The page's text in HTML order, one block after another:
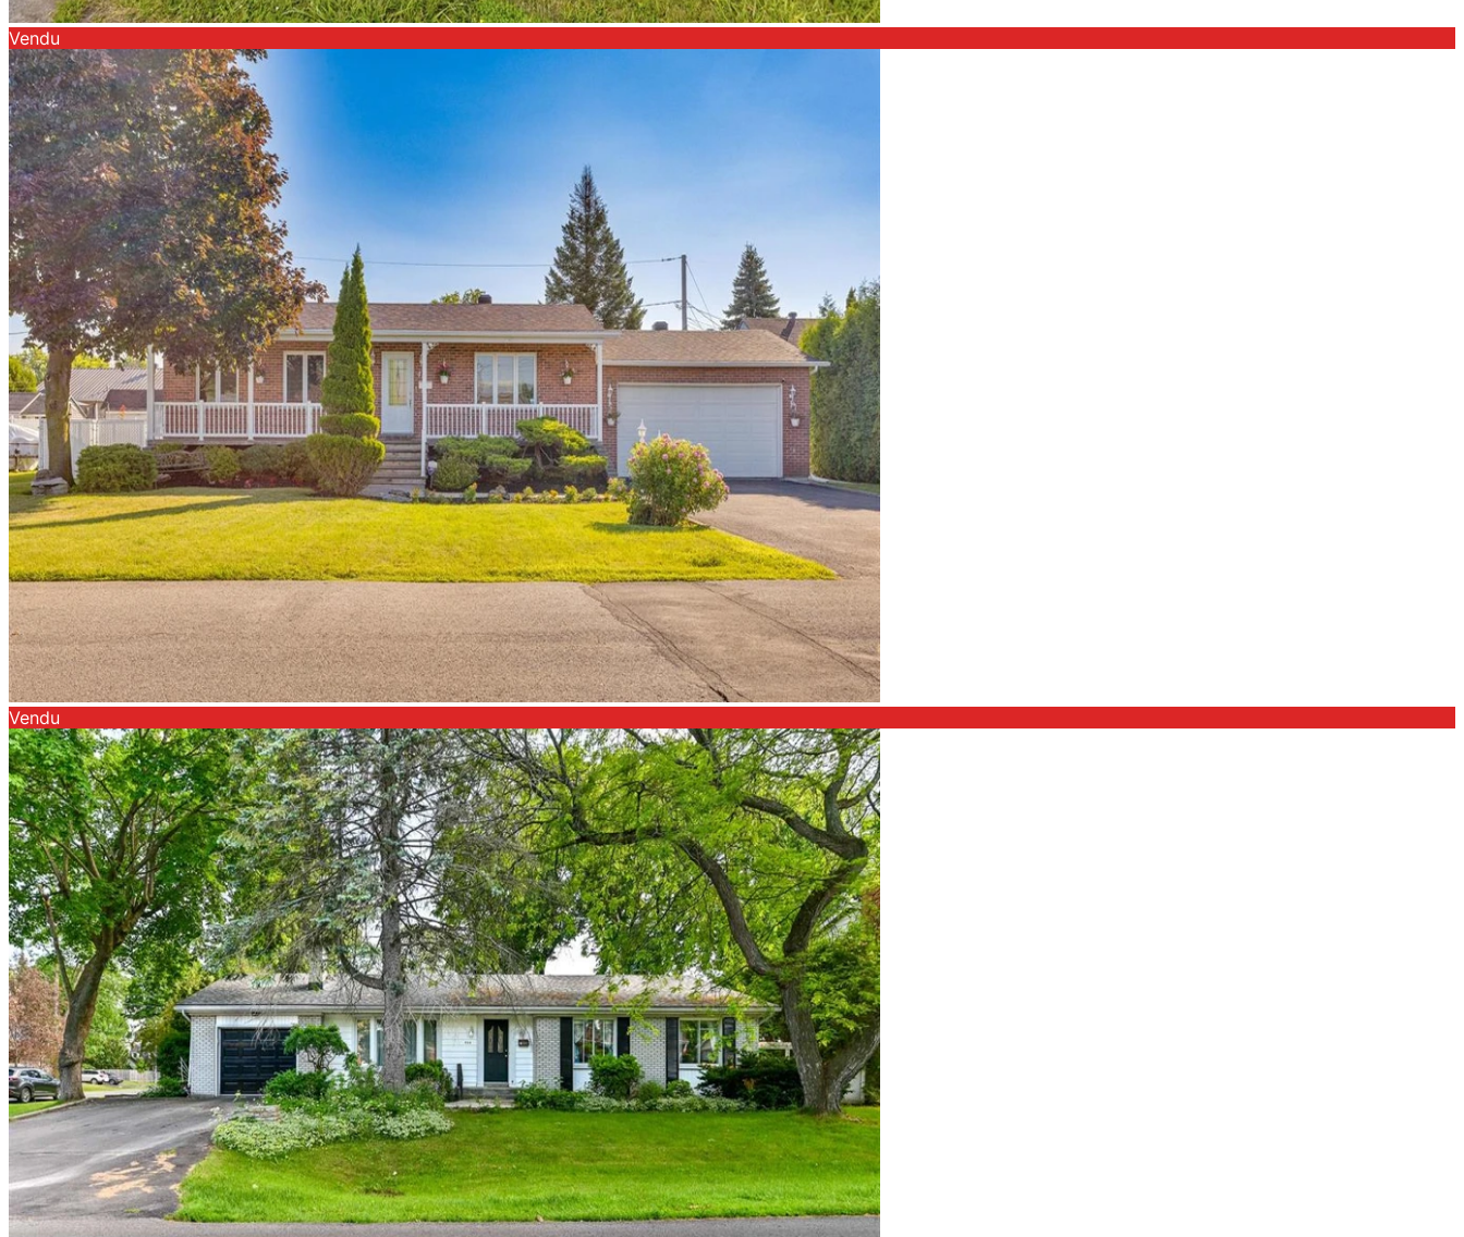
Vendu
Vendu